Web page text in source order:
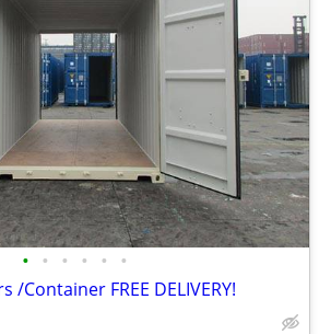
• • • • • •
Container FREE DELIVERY!